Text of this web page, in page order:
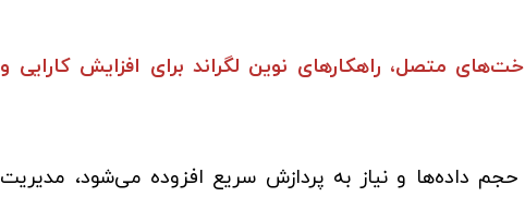
متصل، راهکارهای نوین لگراند برای افزایش کارایی و
حجم داده‌ها و نیاز به پردازش سریع افزوده می‌شود، مدیریت